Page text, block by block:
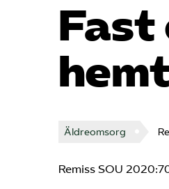
Äldreomsorg
Remiss SOU